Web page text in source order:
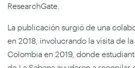
ResearchGate
La publicación surgió de una
en 2018, involucrando la visita de
Colombia en 2019, donde